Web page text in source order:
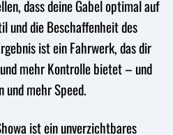
dass deine Gabel optimal auf
und die Beschaffenheit des
ist ein Fahrwerk, das dir
mehr Kontrolle bietet – und
mehr Speed.
ist ein unverzichtbares